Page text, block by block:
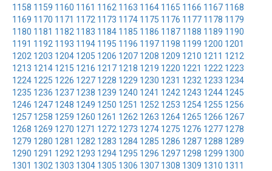
1158 1159 1160 1161 1162 1163 1164 1165 1166 1167 1168
1169 1170 1171 1172 1173 1174 1175 1176 1177 1178 1179
1180 1181 1182 1183 1184 1185 1186 1187 1188 1189 1190
1191 1192 1193 1194 1195 1196 1197 1198 1199 1200 1201
1202 1203 1204 1205 1206 1207 1208 1209 1210 1211 1212
1213 1214 1215 1216 1217 1218 1219 1220 1221 1222 1223
1224 1225 1226 1227 1228 1229 1230 1231 1232 1233 1234
1235 1236 1237 1238 1239 1240 1241 1242 1243 1244 1245
1246 1247 1248 1249 1250 1251 1252 1253 1254 1255 1256
1257 1258 1259 1260 1261 1262 1263 1264 1265 1266 1267
1268 1269 1270 1271 1272 1273 1274 1275 1276 1277 1278
1279 1280 1281 1282 1283 1284 1285 1286 1287 1288 1289
1290 1291 1292 1293 1294 1295 1296 1297 1298 1299 1300
1301 1302 1303 1304 1305 1306 1307 1308 1309 1310 1311